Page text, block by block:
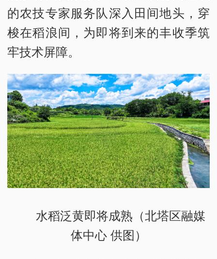
的农技专家服务队深入田间地头，穿
梭在稻浪间，为即将到来的丰收季筑
牢技术屏障。
水稻泛黄即将成熟（北塔区融媒
体中心 供图）